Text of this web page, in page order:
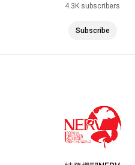
4.3K subscribers
Subscribe